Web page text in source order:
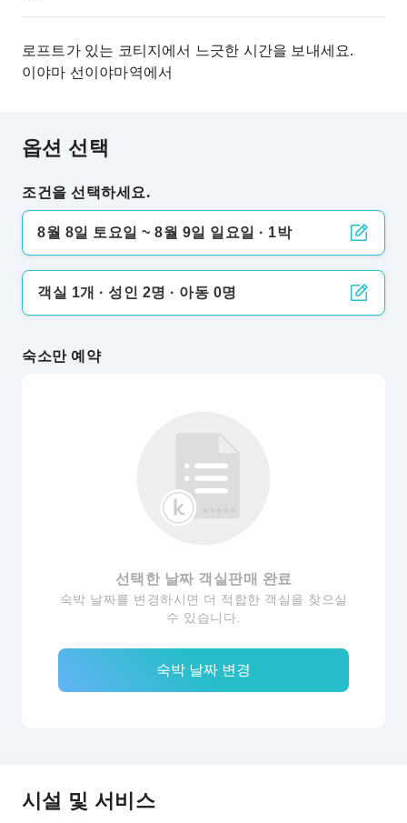
로프트가 있는 코티지에서 느긋한 시간을 보내세요.
이야마 선이야마역에서
옵션 선택
조건을 선택하세요.
8월 8일 토요일 ~ 8월 9일 일요일 · 1박
객실 1개 · 성인 2명 · 아동 0명
숙소만 예약
선택한 날짜 객실판매 완료
숙박 날짜를 변경하시면 더 적합한 객실을 찾으실
수 있습니다.
숙박 날짜 변경
시설 및 서비스